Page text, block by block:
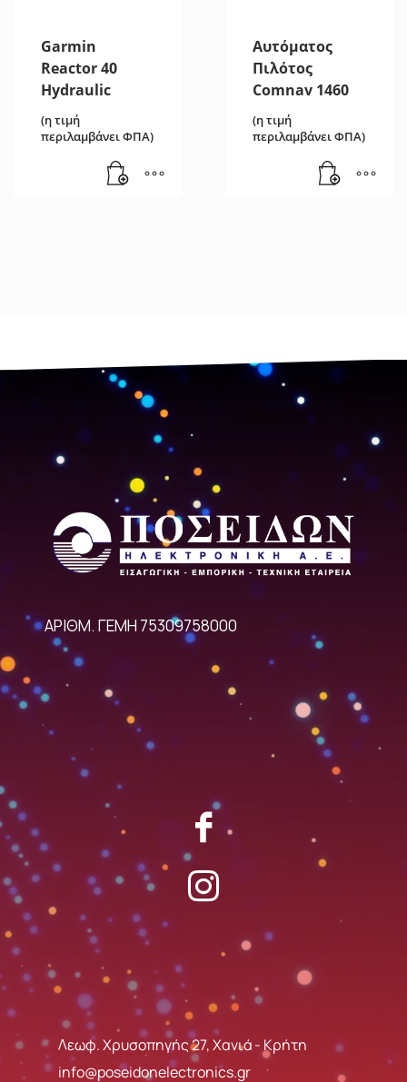
Garmin
Reactor 40
Hydraulic
(η τιμή
περιλαμβάνει ΦΠΑ)
Αυτόματος
Πιλότος
Comnav 1460
(η τιμή
περιλαμβάνει ΦΠΑ)
ΑΡΙΘΜ. ΓΕΜΗ 75309758000
Λεωφ. Χρυσοπηγής 27, Χανιά - Κρήτη
info@poseidonelectronics.gr